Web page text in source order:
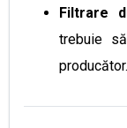
Filtrare
trebuie
producător.